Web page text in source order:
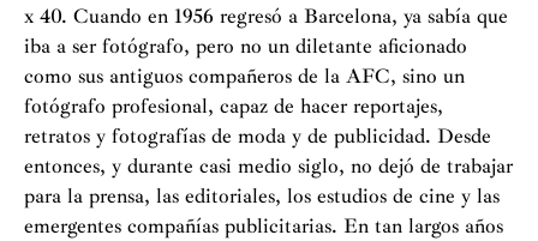
x 40. Cuando en 1956 regresó a Barcelona, ya sabía que
iba a ser fotógrafo, pero no un diletante aficionado
como sus antiguos compañeros de la AFC, sino un
fotógrafo profesional, capaz de hacer reportajes,
retratos y fotografías de moda y de publicidad. Desde
entonces, y durante casi medio siglo, no dejó de trabajar
para la prensa, las editoriales, los estudios de cine y las
emergentes compañías publicitarias. En tan largos años